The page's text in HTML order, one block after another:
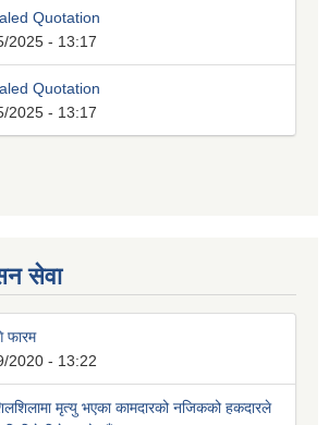
Quotation
2025 - 13:17
Quotation
2025 - 13:17
सेवा
फारम
2020 - 13:22
मृत्यु भएका कामदारको नजिकको हकदारले